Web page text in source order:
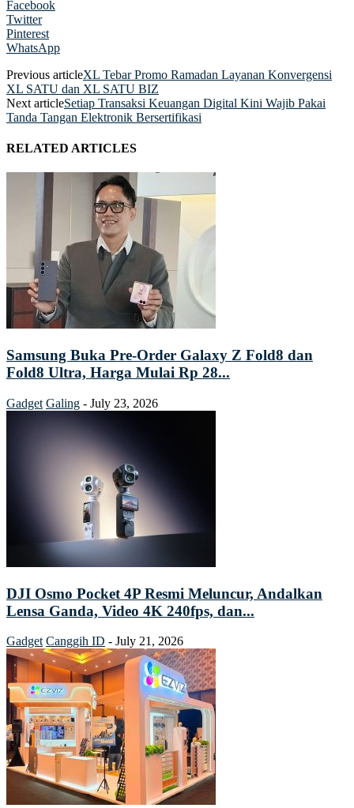
Facebook
Twitter
Pinterest
WhatsApp
Previous articleXL Tebar Promo Ramadan Layanan Konvergensi
XL SATU dan XL SATU BIZ
Next articleSetiap Transaksi Keuangan Digital Kini Wajib Pakai
Tanda Tangan Elektronik Bersertifikasi
RELATED ARTICLES
Samsung Buka Pre-Order Galaxy Z Fold8 dan
Fold8 Ultra, Harga Mulai Rp 28...
Gadget Galing - July 23, 2026
DJI Osmo Pocket 4P Resmi Meluncur, Andalkan
Lensa Ganda, Video 4K 240fps, dan...
Gadget Canggih ID - July 21, 2026